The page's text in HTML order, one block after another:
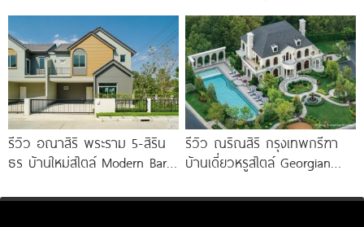
เริ่ม
ทองหล่อ
รีวิว อณาสิริ พระราม 5-สิริน
ธร บ้านใหม่สไตล์ Modern Barn
รีวิว ณริณสิริ กรุงเทพกรีฑา
บ้านเดี่ยวหรูสไตล์ Georgian
Brighton College